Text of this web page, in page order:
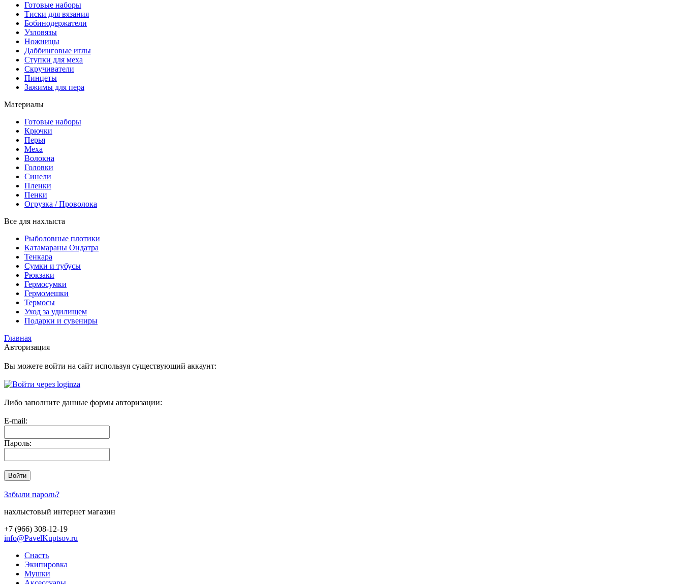
Готовые наборы
Тиски для вязания
Бобинодержатели
Узловязы
Ножницы
Даббинговые иглы
Ступки для меха
Скручиватели
Пинцеты
Зажимы для пера
Материалы
Готовые наборы
Крючки
Перья
Меха
Волокна
Головки
Синели
Пленки
Пенки
Огрузка / Проволока
Все для нахлыста
Рыболовные плотики
Катамараны Ондатра
Тенкара
Сумки и тубусы
Рюкзаки
Гермосумки
Гермомешки
Термосы
Уход за удилищем
Подарки и сувениры
Главная
Авторизация
Вы можете войти на сайт используя существующий аккаунт:
Либо заполните данные формы авторизации:
E-mail:
Пароль:
Забыли пароль?
нахлыстовый интернет магазин
+7 (966) 308-12-19
info@PavelKuptsov.ru
Снасть
Экипировка
Мушки